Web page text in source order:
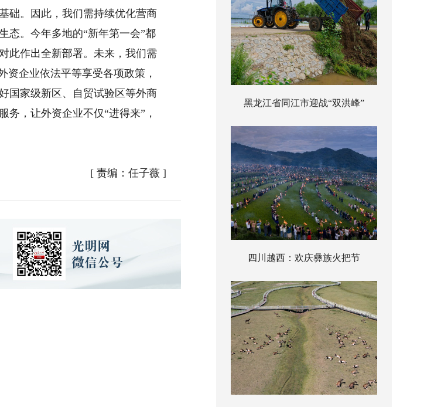
础。因此，我们需持续优化营商
态。今年多地的“新年第一会”都
此作出全新部署。未来，我们需
资企业依法平等享受各项政策，
国家级新区、自贸试验区等外商
，让外资企业不仅“进得来”，
[ 责编：任子薇]
黑龙江省同江市迎战“双洪峰”
四川越西：欢庆彝族火把节